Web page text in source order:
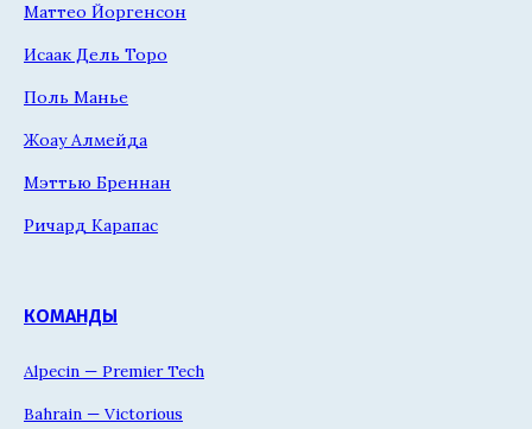
Маттео Йоргенсон
Исаак Дель Торо
Поль Манье
Жоау Алмейда
Мэттью Бреннан
Ричард Карапас
КОМАНДЫ
Alpecin — Premier Tech
Bahrain — Victorious